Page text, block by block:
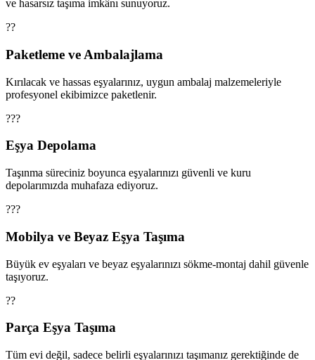
ve hasarsız taşıma imkânı sunuyoruz.
??
Paketleme ve Ambalajlama
Kırılacak ve hassas eşyalarınız, uygun ambalaj malzemeleriyle
profesyonel ekibimizce paketlenir.
???
Eşya Depolama
Taşınma süreciniz boyunca eşyalarınızı güvenli ve kuru
depolarımızda muhafaza ediyoruz.
???
Mobilya ve Beyaz Eşya Taşıma
Büyük ev eşyaları ve beyaz eşyalarınızı sökme-montaj dahil güvenle
taşıyoruz.
??
Parça Eşya Taşıma
Tüm evi değil, sadece belirli eşyalarınızı taşımanız gerektiğinde de